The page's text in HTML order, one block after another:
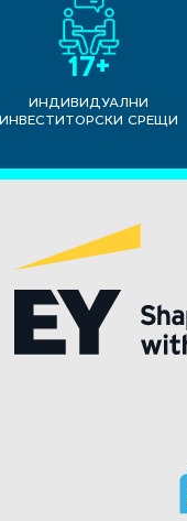
17+
ИНДИВИДУАЛНИ
ИНВЕСТИТОРСКИ СРЕЩИ